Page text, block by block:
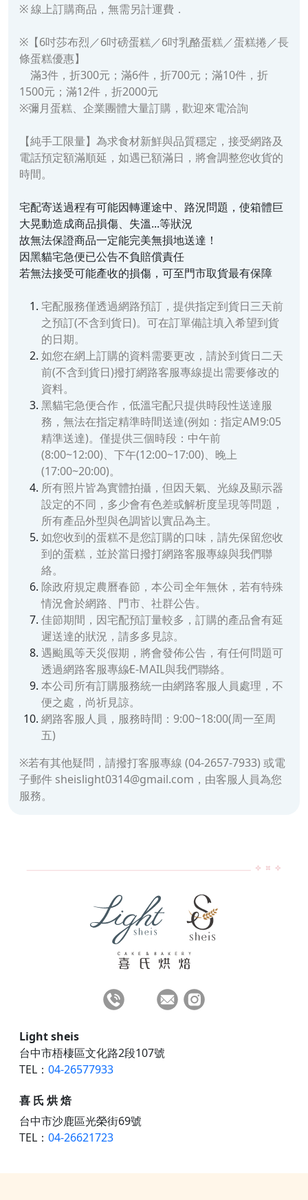
※ 線上訂購商品，無需另計運費．
※【6吋莎布烈／6吋磅蛋糕／6吋乳酪蛋糕／蛋糕捲／長
條蛋糕優惠】
滿3件，折300元； 滿6件，折700元；滿10件，折
1500元；滿12件，折2000元
※彌月蛋糕、企業團體大量訂購，歡迎來電洽詢
【純手工限量】為求食材新鮮與品質穩定，接受網路及
電話預定額滿順延，如遇已額滿日，將會調整您收貨的
時間。
宅配寄送過程有可能因轉運途中、路況問題，使箱體巨
大晃動造成商品損傷、失溫...等狀況
故無法保證商品一定能完美無損地送達！
因黑貓宅急便已公告不負賠償責任
若無法接受可能產收的損傷，可至門市取貨最有保障
宅配服務僅透過網路預訂，提供指定到貨日三天前
之預訂(不含到貨日)。可在訂單備註填入希望到貨
的日期。
如您在網上訂購的資料需要更改，請於到貨日二天
前(不含到貨日)撥打網路客服專線提出需要修改的
資料。
黑貓宅急便合作，低溫宅配只提供時段性送達服
務，無法在指定精準時間送達(例如：指定AM9:05
精準送達)。僅提供三個時段：中午前
(8:00~12:00)、下午(12:00~17:00)、晚上
(17:00~20:00)。
所有照片皆為實體拍攝，但因天氣、光線及顯示器
設定的不同，多少會有色差或解析度呈現等問題，
所有產品外型與色調皆以實品為主。
如您收到的蛋糕不是您訂購的口味，請先保留您收
到的蛋糕，並於當日撥打網路客服專線與我們聯
絡。
除政府規定農曆春節，本公司全年無休，若有特殊
情況會於網路、門市、社群公告。
佳節期間，因宅配預訂量較多，訂購的產品會有延
遲送達的狀況，請多多見諒。
遇颱風等天災假期，將會發佈公告，有任何問題可
透過網路客服專線∕E-MAIL與我們聯絡。
本公司所有訂購服務統一由網路客服人員處理，不
便之處，尚祈見諒。
網路客服人員，服務時間：9:00~18:00(周一至周
五)
※若有其他疑問，請撥打客服專線 (04-2657-7933) 或電
子郵件 sheislight0314@gmail.com，由客服人員為您
服務。
Light sheis
台中市梧棲區文化路2段107號
TEL： 04-26577933
喜 氏 烘 焙
台中市沙鹿區光榮街69號
TEL： 04-26621723